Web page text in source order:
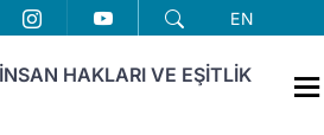
EN
HAKLARI VE EŞİTLİK